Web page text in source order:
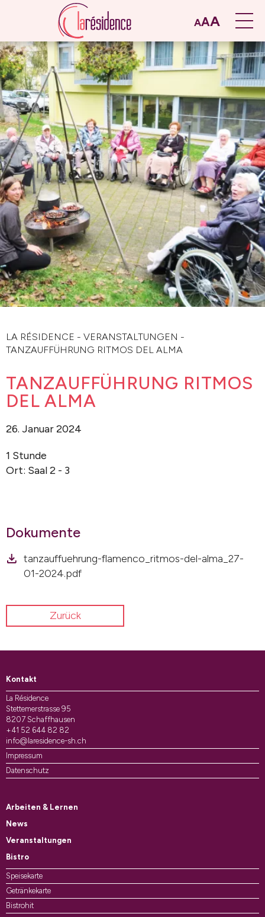
AAA
LA RÉSIDENCE - VERANSTALTUNGEN -
TANZAUFFÜHRUNG RITMOS DEL ALMA
TANZAUFFÜHRUNG RITMOS
DEL ALMA
26. Januar 2024
1 Stunde
Ort: Saal 2 - 3
Dokumente
tanzauffuehrung-flamenco_ritmos-del-alma_27-
01-2024.pdf
Zurück
Kontakt
La Résidence
Stettemerstrasse 95
8207 Schaffhausen
+41 52 644 82 82
info@laresidence-sh.ch
Impressum
Datenschutz
Arbeiten & Lernen
News
Veranstaltungen
Bistro
Speisekarte
Getränkekarte
Bistrohit